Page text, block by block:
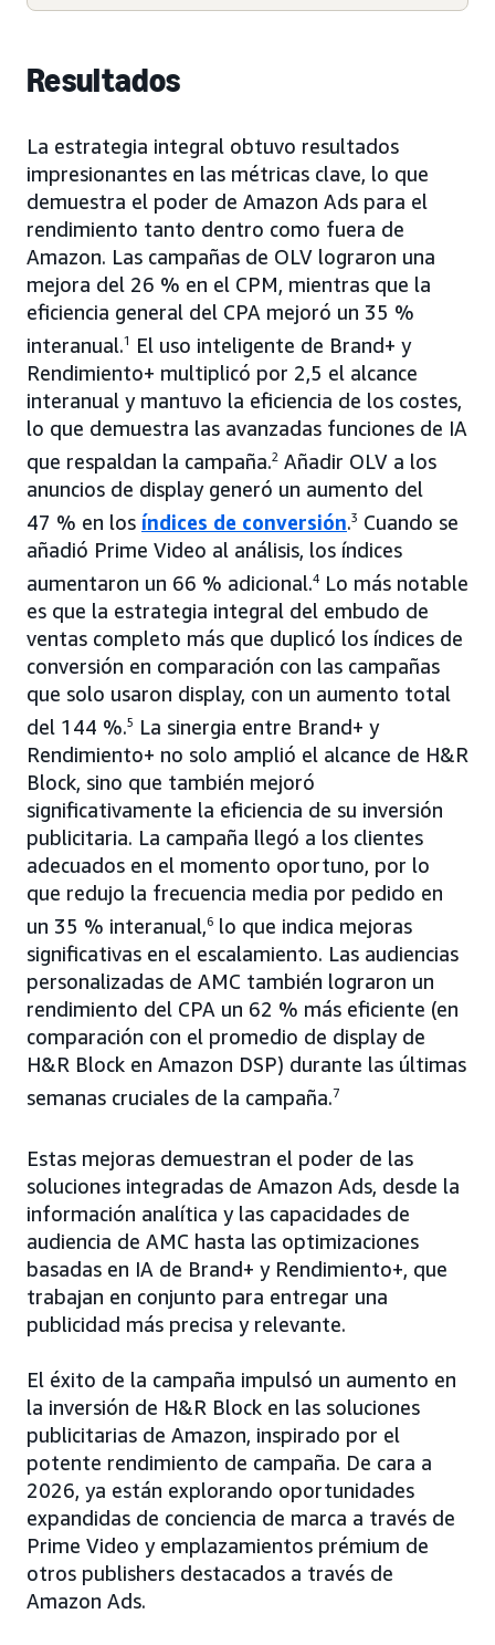
Resultados
La estrategia integral obtuvo resultados
impresionantes en las métricas clave, lo que
demuestra el poder de Amazon Ads para el
rendimiento tanto dentro como fuera de
Amazon. Las campañas de OLV lograron una
mejora del 26 % en el CPM, mientras que la
eficiencia general del CPA mejoró un 35 %
interanual.1
El uso inteligente de Brand+ y
Rendimiento+ multiplicó por 2,5 el alcance
interanual y mantuvo la eficiencia de los costes,
lo que demuestra las avanzadas funciones de IA
que respaldan la campaña.2 Añadir OLV a los
anuncios de display generó un aumento del
47 % en los índices de conversión.3 Cuando se
añadió Prime Video al análisis, los índices
aumentaron un 66 % adicional.4 Lo más notable
es que la estrategia integral del embudo de
ventas completo más que duplicó los índices de
conversión en comparación con las campañas
que solo usaron display, con un aumento total
del 144 %.5
La sinergia entre Brand+ y
Rendimiento+ no solo amplió el alcance de H&R
Block, sino que también mejoró
significativamente la eficiencia de su inversión
publicitaria. La campaña llegó a los clientes
adecuados en el momento oportuno, por lo
que redujo la frecuencia media por pedido en
un 35 % interanual,6 lo que indica mejoras
significativas en el escalamiento. Las audiencias
personalizadas de AMC también lograron un
rendimiento del CPA un 62 % más eficiente (en
comparación con el promedio de display de
H&R Block en Amazon DSP) durante las últimas
semanas cruciales de la campaña.7
Estas mejoras demuestran el poder de las
soluciones integradas de Amazon Ads, desde la
información analítica y las capacidades de
audiencia de AMC hasta las optimizaciones
basadas en IA de Brand+ y Rendimiento+, que
trabajan en conjunto para entregar una
publicidad más precisa y relevante.
El éxito de la campaña impulsó un aumento en
la inversión de H&R Block en las soluciones
publicitarias de Amazon, inspirado por el
potente rendimiento de campaña. De cara a
2026, ya están explorando oportunidades
expandidas de conciencia de marca a través de
Prime Video y emplazamientos prémium de
otros publishers destacados a través de
Amazon Ads.